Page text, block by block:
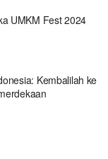
UMKM Fest 2024
Kembalilah ke